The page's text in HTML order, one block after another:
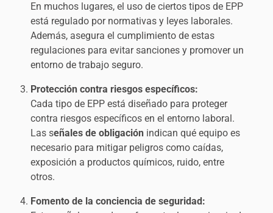
En muchos lugares, el uso de ciertos tipos de EPP
está regulado por normativas y leyes laborales.
Además, asegura el cumplimiento de estas
regulaciones para evitar sanciones y promover un
entorno de trabajo seguro.
Protección contra riesgos específicos:
Cada tipo de EPP está diseñado para proteger
contra riesgos específicos en el entorno laboral.
Las señales de obligación indican qué equipo es
necesario para mitigar peligros como caídas,
exposición a productos químicos, ruido, entre
otros.
Fomento de la conciencia de seguridad: